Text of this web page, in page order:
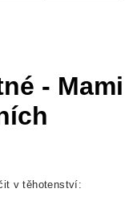
- Mami
v těhotenství: